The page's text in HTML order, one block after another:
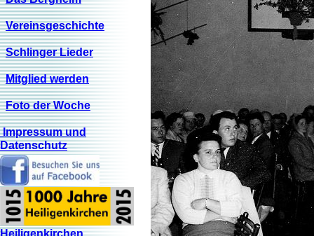
Vereinsgeschichte
Schlinger Lieder
Mitglied werden
Foto der Woche
Impressum und
Datenschutz
Heiligenkirchen